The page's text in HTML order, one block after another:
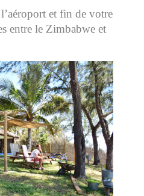
et fin de votre
entre le Zimbabwe et